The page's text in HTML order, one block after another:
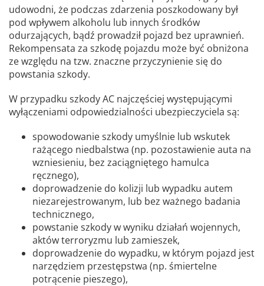
udowodni, że podczas zdarzenia poszkodowany był
pod wpływem alkoholu lub innych środków
odurzających, bądź prowadził pojazd bez uprawnień.
Rekompensata za szkodę pojazdu może być obniżona
ze względu na tzw. znaczne przyczynienie się do
powstania szkody.
W przypadku szkody AC najczęściej występującymi
wyłączeniami odpowiedzialności ubezpieczyciela są:
spowodowanie szkody umyślnie lub wskutek
rażącego niedbalstwa (np. pozostawienie auta na
wzniesieniu, bez zaciągniętego hamulca
ręcznego),
doprowadzenie do kolizji lub wypadku autem
niezarejestrowanym, lub bez ważnego badania
technicznego,
powstanie szkody w wyniku działań wojennych,
aktów terroryzmu lub zamieszek,
doprowadzenie do wypadku, w którym pojazd jest
narzędziem przestępstwa (np. śmiertelne
potrącenie pieszego),